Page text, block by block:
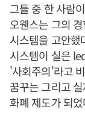
그들 중 한 사람
오웬스는 그의
시스템을 고안했
시스템이 실은
'사회주의'라고
꿈꾸는 그리고
화폐 제도가 되